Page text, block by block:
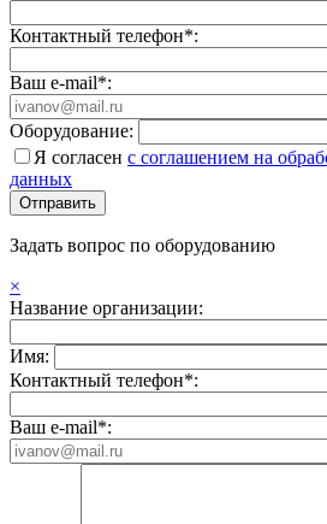
Контактный телефон*:
Ваш e-mail*:
Оборудование:
Я согласен с соглашением на
данных
Задать вопрос по оборудованию
×
Название организации:
Имя:
Контактный телефон*:
Ваш e-mail*: